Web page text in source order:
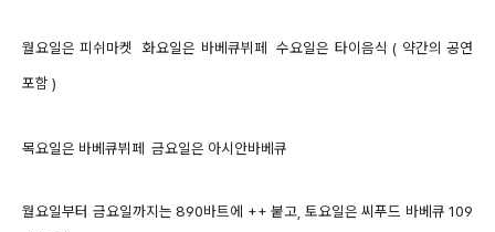
월요일은 피쉬마켓화요일은 바베큐뷔페수요일은 타이음식 ( 약간의 공연
포함 )
목요일은 바베큐뷔페 금요일은 아시안바베큐
월요일부터 금요일까지는 890바트에 ++ 붙고, 토요일은 씨푸드 바베큐 109